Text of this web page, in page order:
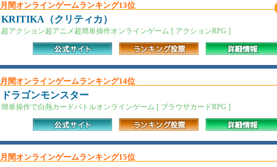
月間オンラインゲームランキング13位
KRITIKA（クリティカ）
超アクション超アニメ超簡単操作オンラインゲーム [ アクションRPG ]
月間オンラインゲームランキング14位
ドラゴンモンスター
簡単操作で白熱カードバトルオンラインゲーム [ ブラウザカードRPG ]
月間オンラインゲームランキング15位